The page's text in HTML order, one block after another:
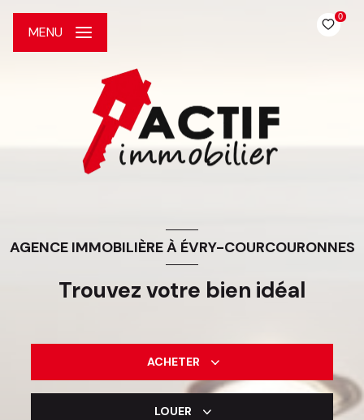
0
MENU
AGENCE IMMOBILIÈRE À ÉVRY-COURCOURONNES
Trouvez votre bien idéal
ACHETER
LOUER